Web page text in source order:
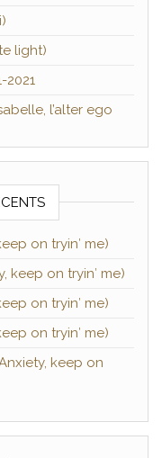
light)
2021
l’alter ego
on tryin′ me)
keep on tryin′ me)
on tryin′ me)
on tryin′ me)
keep on